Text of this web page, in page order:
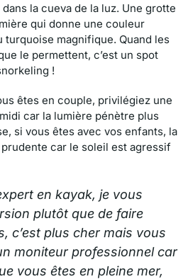
la cueva de la luz. Une grotte
qui donne une couleur
turquoise magnifique. Quand les
le permettent, c’est un spot
!
êtes en couple, privilégiez une
car la lumière pénètre plus
si vous êtes avec vos enfants, la
car le soleil est agressif
en kayak, je vous
plutôt que de faire
c’est plus cher mais vous
moniteur professionnel car
vous êtes en pleine mer,